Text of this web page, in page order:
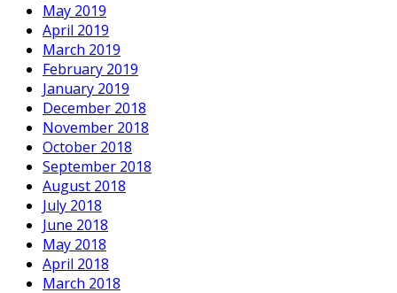
May 2019
April 2019
March 2019
February 2019
January 2019
December 2018
November 2018
October 2018
September 2018
August 2018
July 2018
June 2018
May 2018
April 2018
March 2018